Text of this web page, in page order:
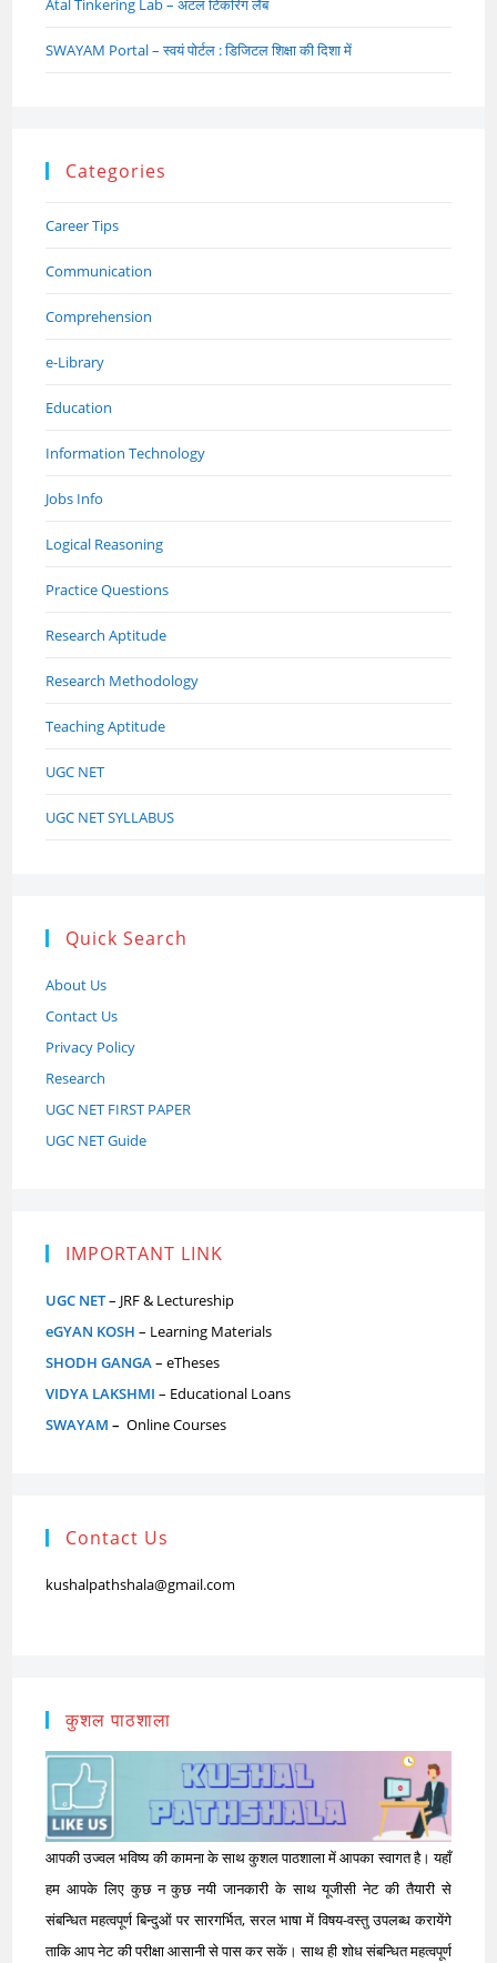
Atal Tinkering Lab – अटल टिंकरिंग लैब
SWAYAM Portal – स्वयं पोर्टल : डिजिटल शिक्षा की दिशा में
Categories
Career Tips
Communication
Comprehension
e-Library
Education
Information Technology
Jobs Info
Logical Reasoning
Practice Questions
Research Aptitude
Research Methodology
Teaching Aptitude
UGC NET
UGC NET SYLLABUS
Quick Search
About Us
Contact Us
Privacy Policy
Research
UGC NET FIRST PAPER
UGC NET Guide
IMPORTANT LINK
UGC NET– JRF & Lectureship
eGYAN KOSH – Learning Materials
SHODH GANGA– eTheses
VIDYA LAKSHMI – Educational Loans
SWAYAM – Online Courses
Contact Us
kushalpathshala@gmail.com
कुशल पाठशाला
आपकी उज्वल भविष्य की कामना के साथ कुशल पाठशाला में आपका स्वागत है। यहाँ
हम आपके लिए कुछ न कुछ नयी जानकारी के साथ यूजीसी नेट की तैयारी से
संबन्धित महत्वपूर्ण बिन्दुओं पर सारगर्भित, सरल भाषा में विषय-वस्तु उपलब्ध करायेंगे
ताकि आप नेट की परीक्षा आसानी से पास कर सकें। साथ ही शोध संबन्धित महत्वपूर्ण